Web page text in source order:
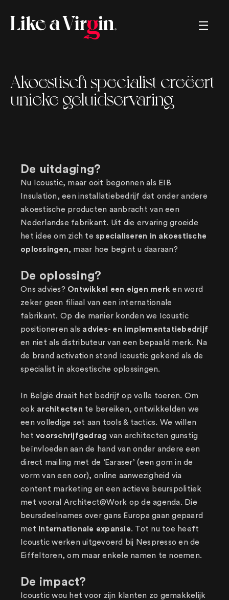
renaming brands, marketing strategies,
sales strategies, memorable movies,
crazy commercials, tv, radio, great
ads, long copy, short copy, boring
Akoestisch specialist creëert
unieke geluidservaring
De uitdaging?
Nu Icoustic, maar ooit begonnen als EIB
Insulation, een installatiebedrijf dat onder andere
akoestische producten aanbracht van een
Nederlandse fabrikant. Uit die ervaring groeide
het idee om zich te specialiseren in akoestische
oplossingen, maar hoe begint u daaraan?
De oplossing?
Ons advies? Ontwikkel een eigen merk en word
zeker geen filiaal van een internationale
fabrikant. Op die manier konden we Icoustic
positioneren als advies- en implementatiebedrijf
en niet als distributeur van een bepaald merk. Na
de brand activation stond Icoustic gekend als de
specialist in akoestische oplossingen.
In België draait het bedrijf op volle toeren. Om
ook architecten te bereiken, ontwikkelden we
een volledige set aan tools & tactics. We willen
het voorschrijfgedrag van architecten gunstig
beïnvloeden aan de hand van onder andere een
direct mailing met de ‘Earaser’ (een gom in de
vorm van een oor), online aanwezigheid via
content marketing en een actieve beurspolitiek
met vooral Architect@Work op de agenda. Die
beursdeelnames over gans Europa gaan gepaard
met internationale expansie. Tot nu toe heeft
Icoustic werken uitgevoerd bij Nespresso en de
Eiffeltoren, om maar enkele namen te noemen.
De impact?
Icoustic wou het voor zijn klanten zo gemakkelijk